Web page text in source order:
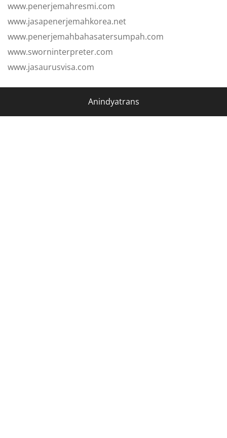
www.penerjemahresmi.com
www.jasapenerjemahkorea.net
www.penerjemahbahasatersumpah.com
www.sworninterpreter.com
www.jasaurusvisa.com
Anindyatrans